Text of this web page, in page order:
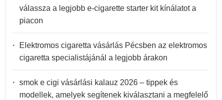
válassza a legjobb e-cigarette starter kit kínálatot a
piacon
Elektromos cigaretta vásárlás Pécsben az elektromos
cigaretta specialistájánál a legjobb árakon
smok e cigi vásárlási kalauz 2026 – tippek és
modellek, amelyek segítenek kiválasztani a megfelelő